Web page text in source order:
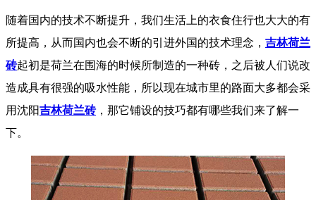
随着国内的技术不断提升，我们生活上的衣食住行也大大的有
所提高，从而国内也会不断的引进外国的技术理念， 吉林荷兰
砖起初是荷兰在围海的时候所制造的一种砖，之后被人们说改
造成具有很强的吸水性能，所以现在城市里的路面大多都会采
用沈阳吉林荷兰砖，那它铺设的技巧都有哪些我们来了解一
下。